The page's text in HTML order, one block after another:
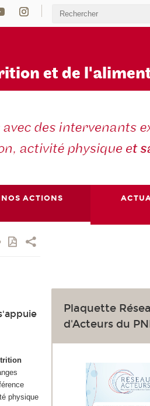
et de
NOS ACTIONS
physique
Plaquette
d'Acteurs du